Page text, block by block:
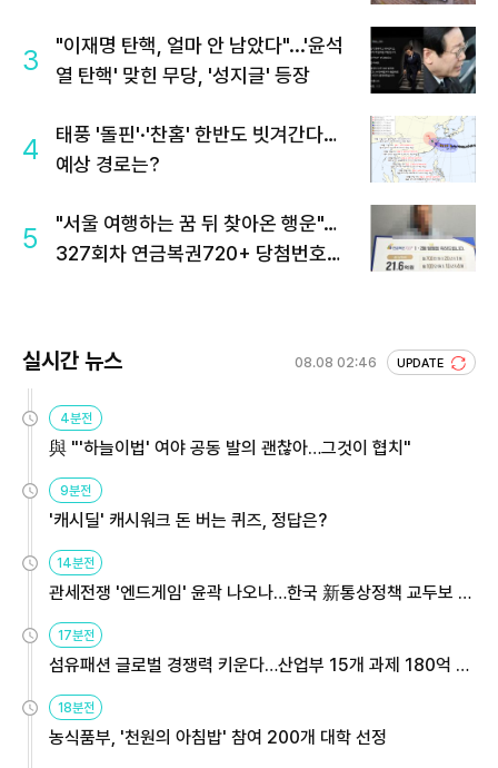
3
"이재명 탄핵, 얼마 안 남았다"...'윤석
열 탄핵' 맞힌 무당, '성지글' 등장
4
태풍 '돌핀'·'찬홈' 한반도 빗겨간다…
예상 경로는?
5
"서울 여행하는 꿈 뒤 찾아온 행운"…
327회차 연금복권720+ 당첨번호조
실시간 뉴스 08.08 02:46 UPDATE
4분전
與 "'하늘이법' 여야 공동 발의 괜찮아…그것이 협치"
9분전
'캐시딜' 캐시워크 돈 버는 퀴즈, 정답은?
14분전
관세전쟁 '엔드게임' 윤곽 나오나…한국 新통상정책 교두보 활
용해야
17분전
섬유패션 글로벌 경쟁력 키운다…산업부 15개 과제 180억 지
원
18분전
농식품부, '천원의 아침밥' 참여 200개 대학 선정